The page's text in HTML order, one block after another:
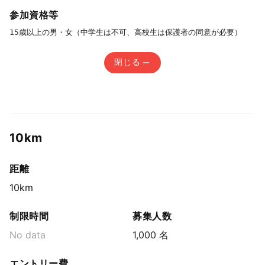
参加資格等
15歳以上の男・女（中学生は不可、高校生は保護者の同意が必要）
閉じる
10km
距離
10km
制限時間
No data
募集人数
1,000 名